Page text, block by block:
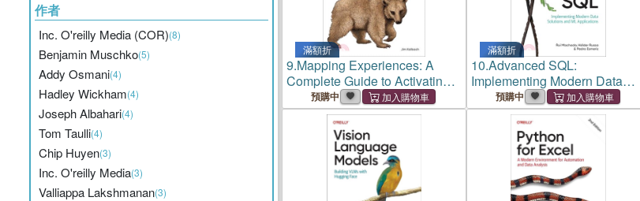
作者
Inc. O'reilly Media (COR)(8)
Benjamin Muschko(5)
Addy Osmani(4)
Hadley Wickham(4)
Joseph Albahari(4)
Tom Taulli(4)
Chip Huyen(3)
Inc. O'reilly Media(3)
Valliappa Lakshmanan(3)
滿額折
9.Mapping Experiences: A
Complete Guide to Activating
Customer-Centered
Collaboration
預購中
滿額折
10.Advanced SQL:
Implementing Modern Data
Solutions and ML Applications
預購中